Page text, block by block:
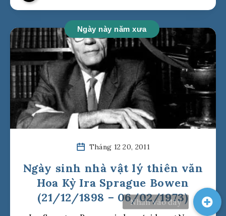
Ngày này năm xưa
Tháng 12 20, 2011
Ngày sinh nhà vật lý thiên văn
Hoa Kỳ Ira Sprague Bowen
(21/12/1898 – 06/02/1973)